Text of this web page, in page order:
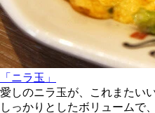
「ニラ玉」
愛しのニラ玉が、これまたい
しっかりとしたボリュームで